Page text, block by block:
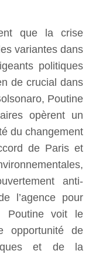
que la crise
variantes dans
politiques
de crucial dans
Poutine
opèrent un
du changement
de Paris et
anti-
l’agence pour
Poutine voit le
opportunité de
et de la